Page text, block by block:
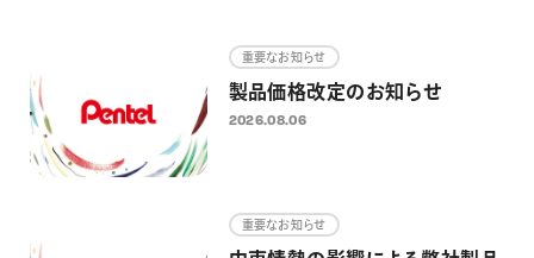
重要なお知らせ
製品価格改定のお知らせ
2026.08.06
重要なお知らせ